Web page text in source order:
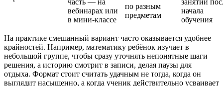
часть — на
вебинарах или
в мини-классе
по разным
предметам
занятий
начала
обучения
На практике смешанный вариант часто оказывается удобнее
крайностей. Например, математику ребёнок изучает в
небольшой группе, чтобы сразу уточнять непонятные шаги
решения, а историю смотрит в записи, делая паузы для
отдыха. Формат стоит считать удачным не тогда, когда он
выглядит насыщенно, а когда ученик действительно усваивает